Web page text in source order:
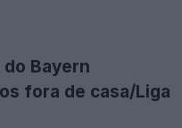
Bayern
fora de casa/Liga